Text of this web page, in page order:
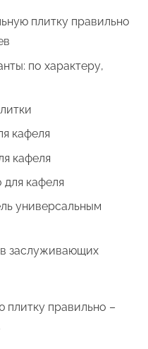
плитку правильно
по характеру,
кафеля
кафеля
кафеля
универсальным
заслуживающих
плитку правильно –